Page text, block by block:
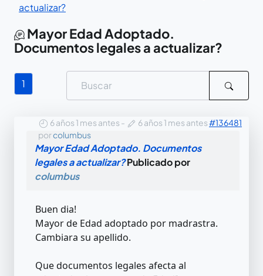
actualizar?
Mayor Edad Adoptado.
Documentos legales a actualizar?
1
6 años 1 mes antes - 6 años 1 mes antes#136481
porcolumbus
Mayor Edad Adoptado. Documentos
legales a actualizar?Publicado por
columbus
Buen dia!
Mayor de Edad adoptado por madrastra.
Cambiara su apellido.
Que documentos legales afecta al